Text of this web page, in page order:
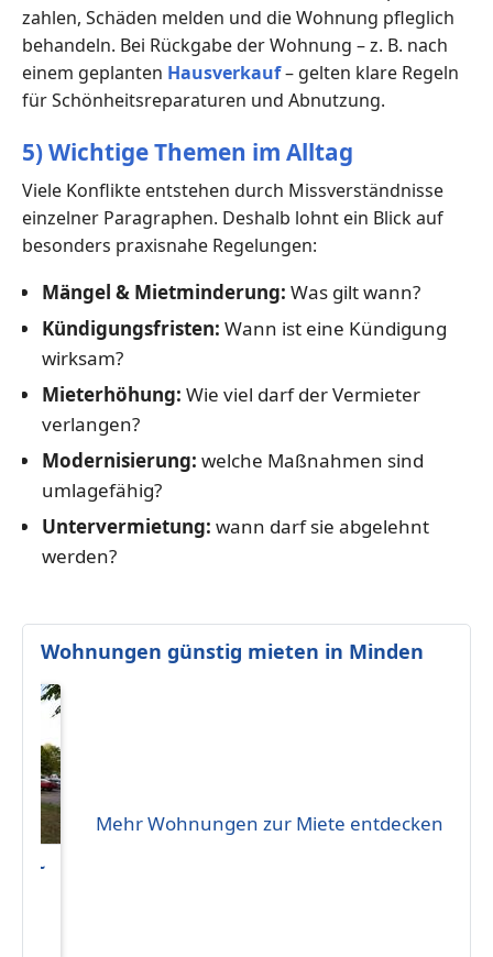
zahlen, Schäden melden und die Wohnung pfleglich
behandeln. Bei Rückgabe der Wohnung – z. B. nach
einem geplanten Hausverkauf– gelten klare Regeln
für Schönheitsreparaturen und Abnutzung.
5) Wichtige Themen im Alltag
Viele Konflikte entstehen durch Missverständnisse
einzelner Paragraphen. Deshalb lohnt ein Blick auf
besonders praxisnahe Regelungen:
Mängel & Mietminderung: Was gilt wann?
Kündigungsfristen: Wann ist eine Kündigung
wirksam?
Mieterhöhung: Wie viel darf der Vermieter
verlangen?
Modernisierung: welche Maßnahmen sind
umlagefähig?
Untervermietung: wann darf sie abgelehnt
werden?
Wohnungen günstig mieten in Minden
Mehr Wohnungen zur Miete entdecken